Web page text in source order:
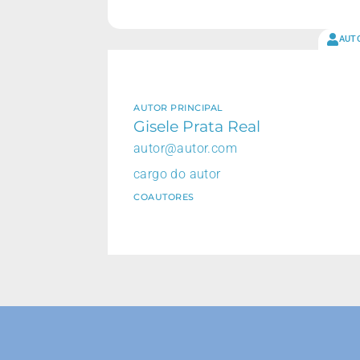
AUTOR PRINCIPAL
Gisele Prata Real
autor@autor.com
cargo do autor
COAUTORES